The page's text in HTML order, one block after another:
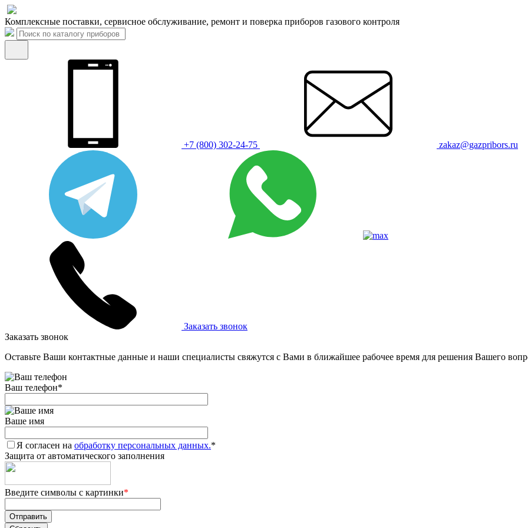
Комплексные поставки, сервисное обслуживание, ремонт и поверка приборов газового контроля
+7 (800) 302-24-75 zakaz@gazpribors.ru
Заказать звонок
Заказать звонок
Оставьте Ваши контактные данные и наши специалисты свяжутся с Вами в ближайшее рабочее время для решения Вашего
Ваш телефон*
Ваше имя
Я согласен на обработку персональных данных.*
Защита от автоматического заполнения
Введите символы с картинки*